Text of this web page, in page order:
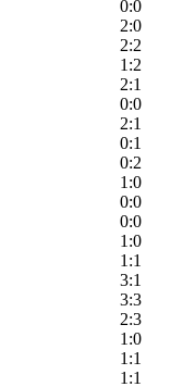
0:0
2:0
2:2
1:2
2:1
0:0
2:1
0:1
0:2
1:0
0:0
0:0
1:0
1:1
3:1
3:3
2:3
1:0
1:1
1:1